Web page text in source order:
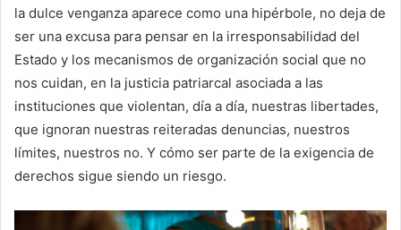
la dulce venganza aparece como una hipérbole, no deja de
ser una excusa para pensar en la irresponsabilidad del
Estado y los mecanismos de organización social que no
nos cuidan, en la justicia patriarcal asociada a las
instituciones que violentan, día a día, nuestras libertades,
que ignoran nuestras reiteradas denuncias, nuestros
límites, nuestros no. Y cómo ser parte de la exigencia de
derechos sigue siendo un riesgo.